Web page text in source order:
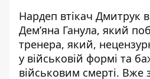
Нардеп втікач Дмитрук
Дем’яна Ганула, який
тренера, який,
у військовій формі та
військовим смерті. Вже